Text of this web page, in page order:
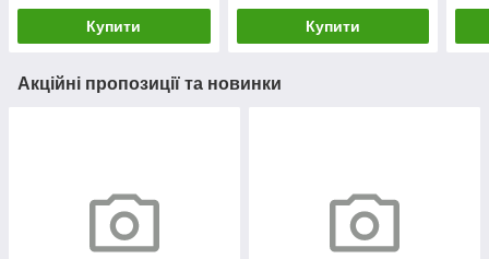
Купити Купити
Акційні пропозиції та новинки